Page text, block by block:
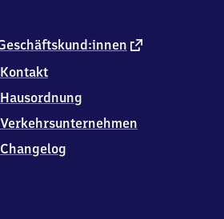
5
externer
Kontakt
Hausordnung
Verkehrsunternehmen
Changelog